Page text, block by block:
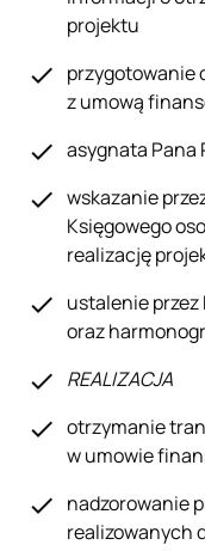
projektu
przygotowanie
z umową
asygnata Pana
wskazanie
Księgowego
realizację
ustalenie
oraz
REALIZACJA
otrzymanie
w umowie
nadzorowanie
realizowanych